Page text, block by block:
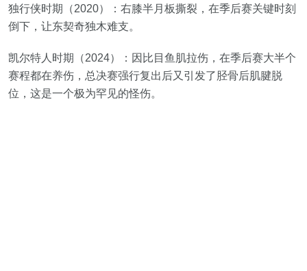
独行侠时期（2020）：右膝半月板撕裂，在季后赛关键时刻
倒下，让东契奇独木难支。
凯尔特人时期（2024）：因比目鱼肌拉伤，在季后赛大半个
赛程都在养伤，总决赛强行复出后又引发了胫骨后肌腱脱
位，这是一个极为罕见的怪伤。